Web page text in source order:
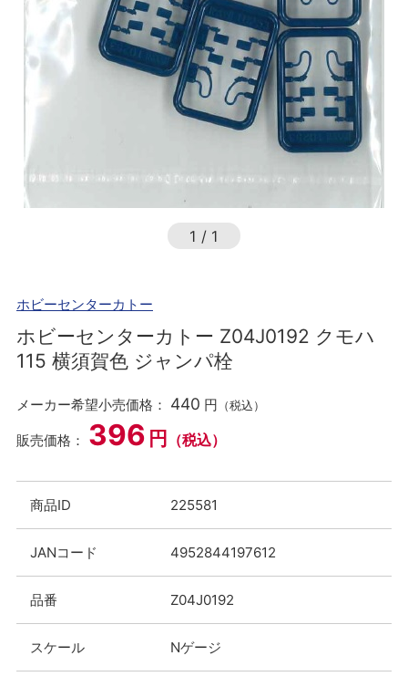
1 / 1
ホビーセンターカトー
ホビーセンターカトー Z04J0192 クモハ
115 横須賀色 ジャンパ栓
メーカー希望小売価格： 440 円 （税込）
販売価格： 396 円 （税込）
商品ID 225581
JANコード 4952844197612
品番 Z04J0192
スケール Nゲージ